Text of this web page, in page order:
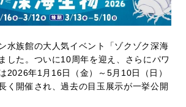
水族館の大人気イベント「ゾクゾク深海
した。ついに10周年を迎え、さらにパワ
年1月16日（金）～5月10日（日）
く開催され、過去の目玉展示が一挙公開